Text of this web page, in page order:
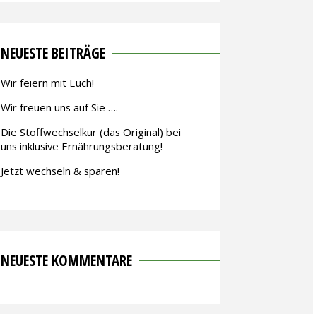
NEUESTE BEITRÄGE
Wir feiern mit Euch!
Wir freuen uns auf Sie ….
Die Stoffwechselkur (das Original) bei
uns inklusive Ernährungsberatung!
Jetzt wechseln & sparen!
NEUESTE KOMMENTARE